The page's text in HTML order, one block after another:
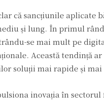
că sancțiunile aplicate
și lung. În primul
se mai mult pe
Această tendință
soluții mai rapide și mai
inovația în